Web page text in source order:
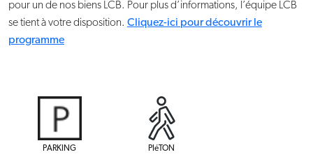
pour un de nos biens LCB. Pour plus d’informations, l’équipe LCB
se tient à votre disposition. Cliquez-ici pour découvrir le
programme
PARKING PIéTON